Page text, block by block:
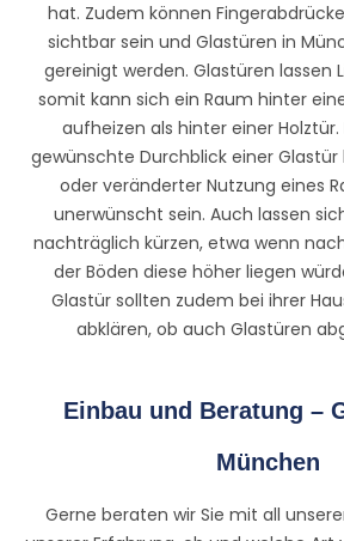
hat. Zudem können
sichtbar sein und Glastüren in
gereinigt werden. Glastüren lassen
somit kann sich ein Raum hinter
aufheizen als hinter einer Holztür.
gewünschte Durchblick einer Glastür
oder veränderter Nutzung eines
unerwünscht sein. Auch lassen
nachträglich kürzen, etwa wenn
der Böden diese höher liegen
Glastür sollten zudem bei ihrer
abklären, ob auch Glastüren
Einbau und Beratung –
München
Gerne beraten wir Sie mit all